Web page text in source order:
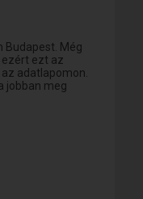
Budapest. Még
ezt az
adatlapomon.
jobban meg